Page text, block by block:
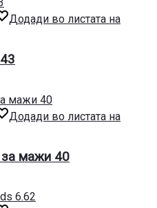
Додади во листата на
Додади во листата на
за мажи 40